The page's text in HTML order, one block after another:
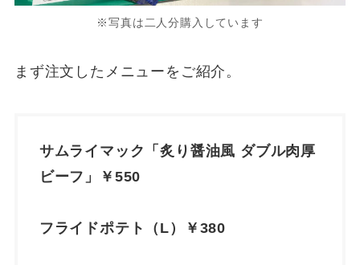
※写真は二人分購入しています
まず注文したメニューをご紹介。
サムライマック「炙り醤油風 ダブル肉厚
ビーフ」￥550
フライドポテト（L）￥380